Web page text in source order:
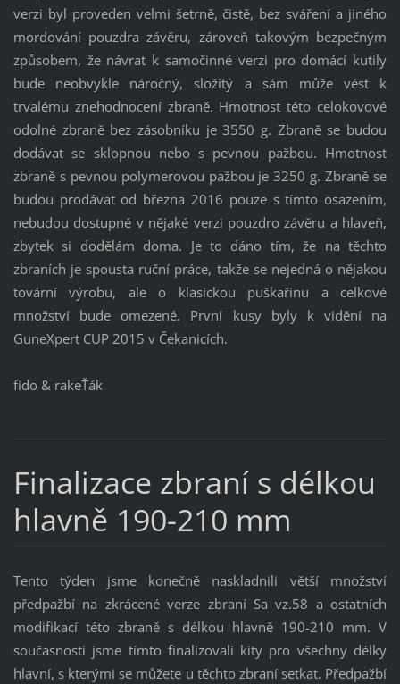
verzi byl proveden velmi šetrně, čistě, bez sváření a jiného
mordování pouzdra závěru, zároveň takovým bezpečným
způsobem, že návrat k samočinné verzi pro domácí kutily
bude neobvykle náročný, složitý a sám může vést k
trvalému znehodnocení zbraně. Hmotnost této celokovové
odolné zbraně bez zásobníku je 3550 g. Zbraně se budou
dodávat se sklopnou nebo s pevnou pažbou. Hmotnost
zbraně s pevnou polymerovou pažbou je 3250 g. Zbraně se
budou prodávat od března 2016 pouze s tímto osazením,
nebudou dostupné v nějaké verzi pouzdro závěru a hlaveň,
zbytek si dodělám doma. Je to dáno tím, že na těchto
zbraních je spousta ruční práce, takže se nejedná o nějakou
tovární výrobu, ale o klasickou puškařinu a celkové
množství bude omezené. První kusy byly k vidění na
GuneXpert CUP 2015 v Čekanicích.
fido & rakeŤák
Finalizace zbraní s délkou
hlavně 190-210 mm
Tento týden jsme konečně naskladnili větší množství
předpažbí na zkrácené verze zbraní Sa vz.58 a ostatních
modifikací této zbraně s délkou hlavně 190-210 mm. V
současnosti jsme tímto finalizovali kity pro všechny délky
hlavní, s kterými se můžete u těchto zbraní setkat. Předpažbí